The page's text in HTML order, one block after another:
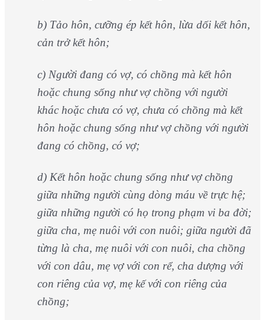
b) Tảo hôn, cưỡng ép kết hôn, lừa dối kết hôn,
cản trở kết hôn;
c) Người đang có vợ, có chồng mà kết hôn
hoặc chung sống như vợ chồng với người
khác hoặc chưa có vợ, chưa có chồng mà kết
hôn hoặc chung sống như vợ chồng với người
đang có chồng, có vợ;
d) Kết hôn hoặc chung sống như vợ chồng
giữa những người cùng dòng máu về trực hệ;
giữa những người có họ trong phạm vi ba đời;
giữa cha, mẹ nuôi với con nuôi; giữa người đã
từng là cha, mẹ nuôi với con nuôi, cha chồng
với con dâu, mẹ vợ với con rể, cha dượng với
con riêng của vợ, mẹ kế với con riêng của
chồng;